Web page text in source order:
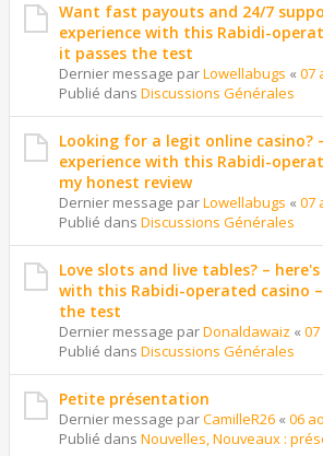
Want fast payouts and 24/7
experience with this Rabidi-
it passes the test
Dernier message parLowellabugs « 07
Publié dans Discussions Générales
Looking for a legit online casino?
experience with this Rabidi-
my honest review
Dernier message parLowellabugs « 07
Publié dans Discussions Générales
Love slots and live tables? –
with this Rabidi-operated casino
the test
Dernier message parDonaldawaiz «
Publié dans Discussions Générales
Petite présentation
Dernier message parCamilleR26 « 06
Publié dans Nouvelles, Nouveaux :